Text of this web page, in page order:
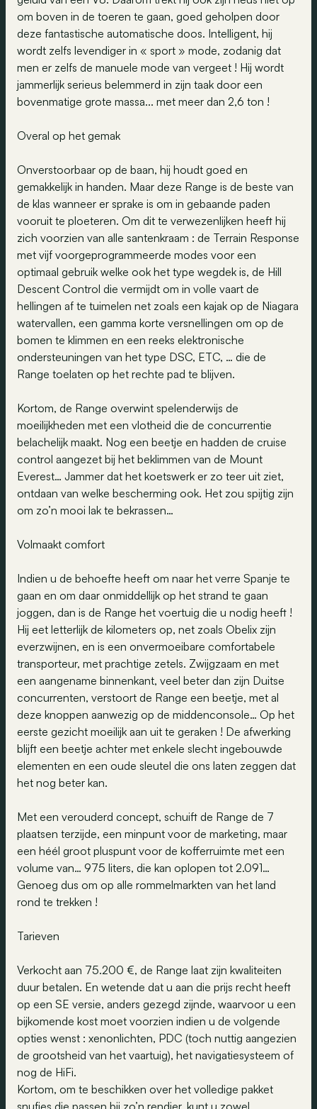
om boven in de toeren te gaan, goed geholpen door
deze fantastische automatische doos. Intelligent, hij
wordt zelfs levendiger in « sport » mode, zodanig dat
men er zelfs de manuele mode van vergeet ! Hij wordt
jammerlijk serieus belemmerd in zijn taak door een
bovenmatige grote massa... met meer dan 2,6 ton !
Overal op het gemak
Onverstoorbaar op de baan, hij houdt goed en
gemakkelijk in handen. Maar deze Range is de beste van
de klas wanneer er sprake is om in gebaande paden
vooruit te ploeteren. Om dit te verwezenlijken heeft hij
zich voorzien van alle santenkraam : de Terrain Response
met vijf voorgeprogrammeerde modes voor een
optimaal gebruik welke ook het type wegdek is, de Hill
Descent Control die vermijdt om in volle vaart de
hellingen af te tuimelen net zoals een kajak op de Niagara
watervallen, een gamma korte versnellingen om op de
bomen te klimmen en een reeks elektronische
ondersteuningen van het type DSC, ETC, … die de
Range toelaten op het rechte pad te blijven.
Kortom, de Range overwint spelenderwijs de
moeilijkheden met een vlotheid die de concurrentie
belachelijk maakt. Nog een beetje en hadden de cruise
control aangezet bij het beklimmen van de Mount
Everest… Jammer dat het koetswerk er zo teer uit ziet,
ontdaan van welke bescherming ook. Het zou spijtig zijn
om zo’n mooi lak te bekrassen…
Volmaakt comfort
Indien u de behoefte heeft om naar het verre Spanje te
gaan en om daar onmiddellijk op het strand te gaan
joggen, dan is de Range het voertuig die u nodig heeft !
Hij eet letterlijk de kilometers op, net zoals Obelix zijn
everzwijnen, en is een onvermoeibare comfortabele
transporteur, met prachtige zetels. Zwijgzaam en met
een aangename binnenkant, veel beter dan zijn Duitse
concurrenten, verstoort de Range een beetje, met al
deze knoppen aanwezig op de middenconsole… Op het
eerste gezicht moeilijk aan uit te geraken ! De afwerking
blijft een beetje achter met enkele slecht ingebouwde
elementen en een oude sleutel die ons laten zeggen dat
het nog beter kan.
Met een verouderd concept, schuift de Range de 7
plaatsen terzijde, een minpunt voor de marketing, maar
een héél groot pluspunt voor de kofferruimte met een
volume van… 975 liters, die kan oplopen tot 2.091…
Genoeg dus om op alle rommelmarkten van het land
rond te trekken !
Tarieven
Verkocht aan 75.200 €, de Range laat zijn kwaliteiten
duur betalen. En wetende dat u aan die prijs recht heeft
op een SE versie, anders gezegd zijnde, waarvoor u een
bijkomende kost moet voorzien indien u de volgende
opties wenst : xenonlichten, PDC (toch nuttig aangezien
de grootsheid van het vaartuig), het navigatiesysteem of
nog de HiFi.
Kortom, om te beschikken over het volledige pakket
snufjes die passen bij zo’n rendier, kunt u zowel